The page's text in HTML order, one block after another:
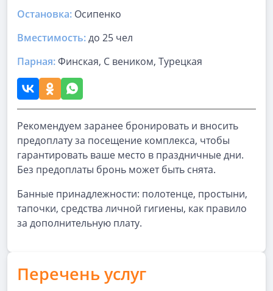
Остановка: Осипенко
Вместимость:до 25 чел
Парная:Финская, С веником, Турецкая
Рекомендуем заранее бронировать и вносить
предоплату за посещение комплекса, чтобы
гарантировать ваше место в праздничные дни.
Без предоплаты бронь может быть снята.
Банные принадлежности: полотенце, простыни,
тапочки, средства личной гигиены, как правило
за дополнительную плату.
Перечень услуг